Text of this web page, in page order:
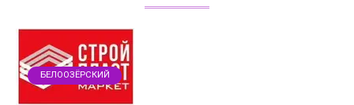
БЕЛООЗЁРСКИЙ